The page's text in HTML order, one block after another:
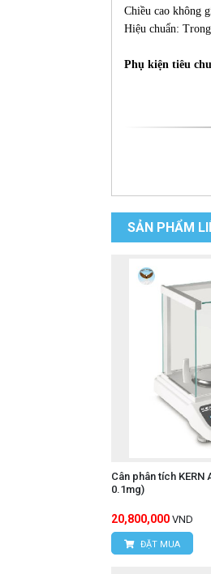
Chiều cao không
Hiệu chuẩn: Trong
Phụ kiện tiêu
SẢN PHẨM
Cân phân tích KERN
0.1mg)
20,800,000 VND
ĐẶT MUA